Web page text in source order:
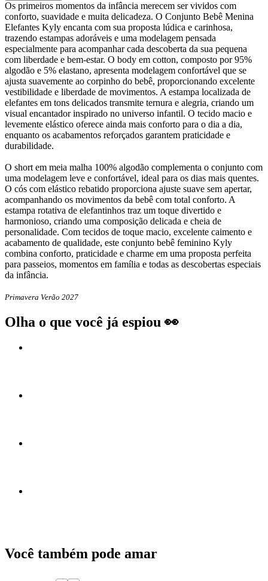
Os primeiros momentos da infância merecem ser vividos com
conforto, suavidade e muita delicadeza. O Conjunto Bebê Menina
Elefantes Kyly encanta com sua proposta lúdica e carinhosa,
trazendo estampas adoráveis e uma modelagem pensada
especialmente para acompanhar cada descoberta da sua pequena
com liberdade e bem-estar. O body em cotton, composto por 95%
algodão e 5% elastano, apresenta modelagem confortável que se
ajusta suavemente ao corpinho do bebê, proporcionando excelente
vestibilidade e liberdade de movimentos. A estampa localizada de
elefantes em tons delicados transmite ternura e alegria, criando um
visual encantador inspirado no universo infantil. O tecido macio e
levemente elástico oferece ainda mais conforto para o dia a dia,
enquanto os acabamentos reforçados garantem praticidade e
durabilidade.
O short em meia malha 100% algodão complementa o conjunto com
uma modelagem leve e confortável, ideal para os dias mais quentes.
O cós com elástico rebatido proporciona ajuste suave sem apertar,
acompanhando os movimentos da bebê com total conforto. A
estampa rotativa de elefantinhos traz um toque divertido e
harmonioso, criando uma composição delicada e cheia de
personalidade. Com tecidos de toque macio, excelente caimento e
acabamento de qualidade, este conjunto bebê feminino Kyly
combina conforto, praticidade e charme em uma proposta perfeita
para passeios, momentos em família e todas as descobertas especiais
da infância.
Primavera Verão 2027
Olha o que você já espiou 👀
Você também pode amar